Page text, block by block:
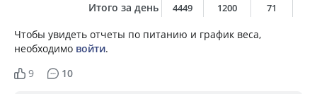
Итого за день 4449 1200 71
Чтобы увидеть отчеты по питанию и график веса,
необходимо войти.
9
10